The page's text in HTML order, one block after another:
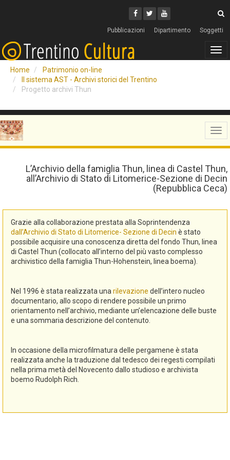
Facebook
Twitter
Youtube
Pubblicazioni Dipartimento Soggetti
Home
Patrimonio on-line
Il sistema AST - Archivi storici del Trentino
Progetto archivi Thun
L’Archivio della famiglia Thun, linea di Castel Thun,
all’Archivio di Stato di Litomerice-Sezione di Decin
(Repubblica Ceca)
Grazie alla collaborazione prestata alla Soprintendenza
dall’Archivio di Stato di Litomerice- Sezione di Decin è stato
possibile acquisire una conoscenza diretta del fondo Thun, linea
di Castel Thun (collocato all’interno del più vasto complesso
archivistico della famiglia Thun-Hohenstein, linea boema).
Nel 1996 è stata realizzata una rilevazione dell’intero nucleo
documentario, allo scopo di rendere possibile un primo
orientamento nell’archivio, mediante un’elencazione delle buste
e una sommaria descrizione del contenuto.
In occasione della microfilmatura delle pergamene è stata
realizzata anche la traduzione dal tedesco dei regesti compilati
nella prima metà del Novecento dallo studioso e archivista
boemo Rudolph Rich.